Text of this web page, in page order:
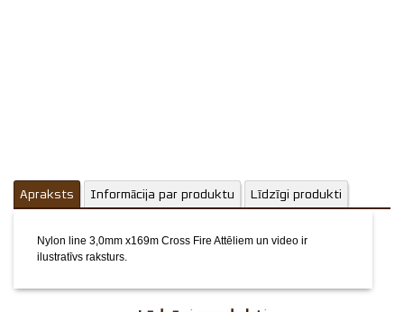
Apraksts Informācija par produktu Līdzīgi produkti
Nylon line 3,0mm x169m Cross Fire Attēliem un video ir
ilustratīvs raksturs.